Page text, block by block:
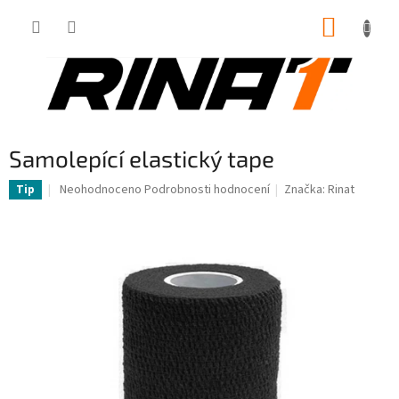
Samolepící elastický tape
Tip
Průměrné
Neohodnoceno Podrobnosti hodnocení Značka:Rinat